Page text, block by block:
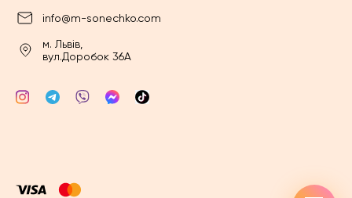
info@m-sonechko.com
м. Львів,
вул.Доробок 36А